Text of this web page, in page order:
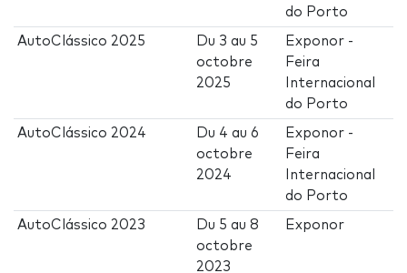
do Porto
AutoClássico 2025 Du 3 au 5
octobre
2025
Exponor -
Feira
Internacional
do Porto
AutoClássico 2024 Du 4 au6
octobre
2024
Exponor -
Feira
Internacional
do Porto
AutoClássico 2023 Du 5 au8
octobre
2023
Exponor